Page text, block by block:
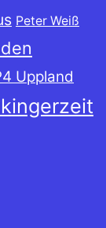
Peter Weiß
Uppland